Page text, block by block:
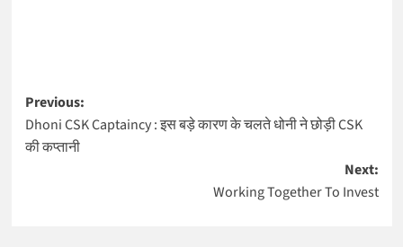
Post
navigation
Previous:
Dhoni CSK Captaincy : इस बड़े कारण के चलते धोनी ने छोड़ी CSK
की कप्तानी
Next:
Working Together To Invest